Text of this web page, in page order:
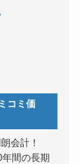
コミ価
会計！
間の長期